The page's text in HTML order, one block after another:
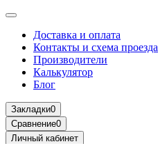
Доставка и оплата
Контакты и схема проезда
Производители
Калькулятор
Блог
Закладки0
Сравнение0
Личный кабинет